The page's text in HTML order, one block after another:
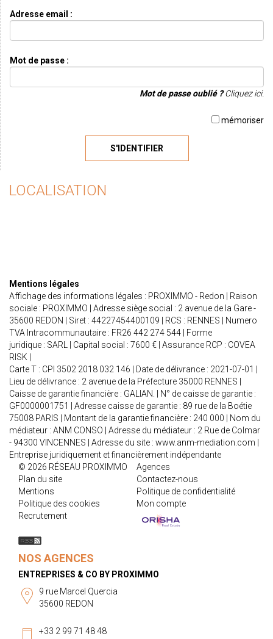
Adresse email :
Mot de passe :
Mot de passe oublié ?Cliquez ici.
mémoriser
S'IDENTIFIER
LOCALISATION
Mentions légales
Affichage des informations légales : PROXIMMO - Redon | Raison
sociale : PROXIMMO | Adresse siège social : 2 avenue de la Gare -
35600 REDON | Siret : 44227454400109 | RCS : RENNES | Numero
TVA Intracommunautaire : FR26 442 274 544 | Forme
juridique : SARL | Capital social : 7600 € | Assurance RCP : COVEA
RISK |
Carte T : CPI 3502 2018 032 146 | Date de délivrance : 2021-07-01 |
Lieu de délivrance : 2 avenue de la Préfecture 35000 RENNES |
Caisse de garantie financière : GALIAN. | N° de caisse de garantie :
GF0000001751 | Adresse caisse de garantie : 89 rue de la Boétie
75008 PARIS | Montant de la garantie financière : 240 000 | Nom du
médiateur : ANM CONSO | Adresse du médiateur : 2 Rue de Colmar
- 94300 VINCENNES | Adresse du site : www.anm-mediation.com
Entreprise juridiquement et financièrement indépendante
© 2026 RÉSEAU PROXIMMO
Agences
Plan du site
Contactez-nous
Mentions
Politique de confidentialité
Politique des cookies
Mon compte
Recrutement
NOS AGENCES
ENTREPRISES & CO BY PROXIMMO
9 rue Marcel Quercia
35600 REDON
+33 2 99 71 48 48